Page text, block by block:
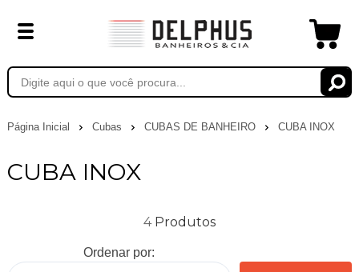
Página Inicial Cubas CUBAS DE BANHEIRO CUBA INOX
CUBA INOX
4
Ordenar por: